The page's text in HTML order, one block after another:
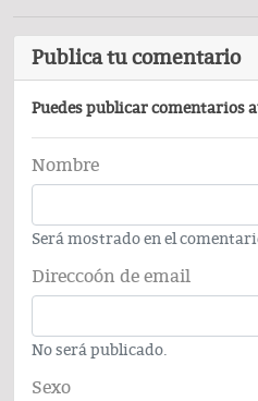
Publica tu comentario
Puedes publicar comentarios
Nombre
Será mostrado en el
Direccoón de email
No será publicado.
Sexo